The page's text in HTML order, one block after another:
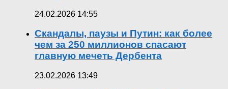
24.02.2026 14:55
Скандалы, паузы и Путин: как более
чем за 250 миллионов спасают
главную мечеть Дербента
23.02.2026 13:49